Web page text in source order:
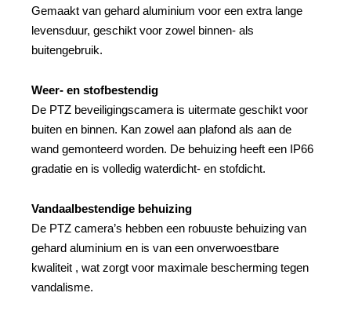
Gemaakt van gehard aluminium voor een extra lange
levensduur, geschikt voor zowel binnen- als
buitengebruik.
Weer- en stofbestendig
De PTZ beveiligingscamera is uitermate geschikt voor
buiten en binnen. Kan zowel aan plafond als aan de
wand gemonteerd worden. De behuizing heeft een IP66
gradatie en is volledig waterdicht- en stofdicht.
Vandaalbestendige behuizing
De PTZ camera’s hebben een robuuste behuizing van
gehard aluminium en is van een onverwoestbare
kwaliteit , wat zorgt voor maximale bescherming tegen
vandalisme.